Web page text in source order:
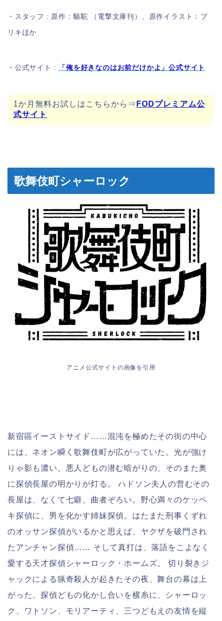
・スタッフ : 原作：駱駝 （電撃文庫刊）、原作イラスト：ブ
リキほか
・公式サイト : 「俺を好きなのはお前だけかよ」公式サイト
1か月無料お試しはこちらから⇒ FODプレミアム公
式サイト
歌舞伎町シャーロック
アニメ公式サイトの画像を引用
新宿區イーストサイド……混沌を極めたその街の中心
には、ネオン瞬く歌舞伎町が広がっていた。光が強け
りゃ影も濃い。悪人どもの潜む暗がりの、そのまた奥
に探偵長屋の明かりが灯る。 ハドソン夫人の営むその
長屋は、なくて七癖、曲者ぞろい。野心満々のケッペ
キ探偵に、男を化かす姉妹探偵。はたまた刑事くずれ
のオッサン探偵がいるかと思えば、ヤクザを破門され
たアンチャン探偵…… そして真打は、落語をこよなく
愛する天才探偵シャーロック・ホームズ。 切り裂きジ
ャックによる猟奇殺人が起きたその夜、舞台の幕は上
がった。探偵どもの化かし合いを横糸に、シャーロッ
ク、ワトソン、モリアーティ、三つどもえの友情を縦